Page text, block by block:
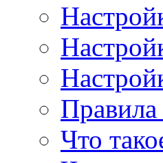
Правила
Что